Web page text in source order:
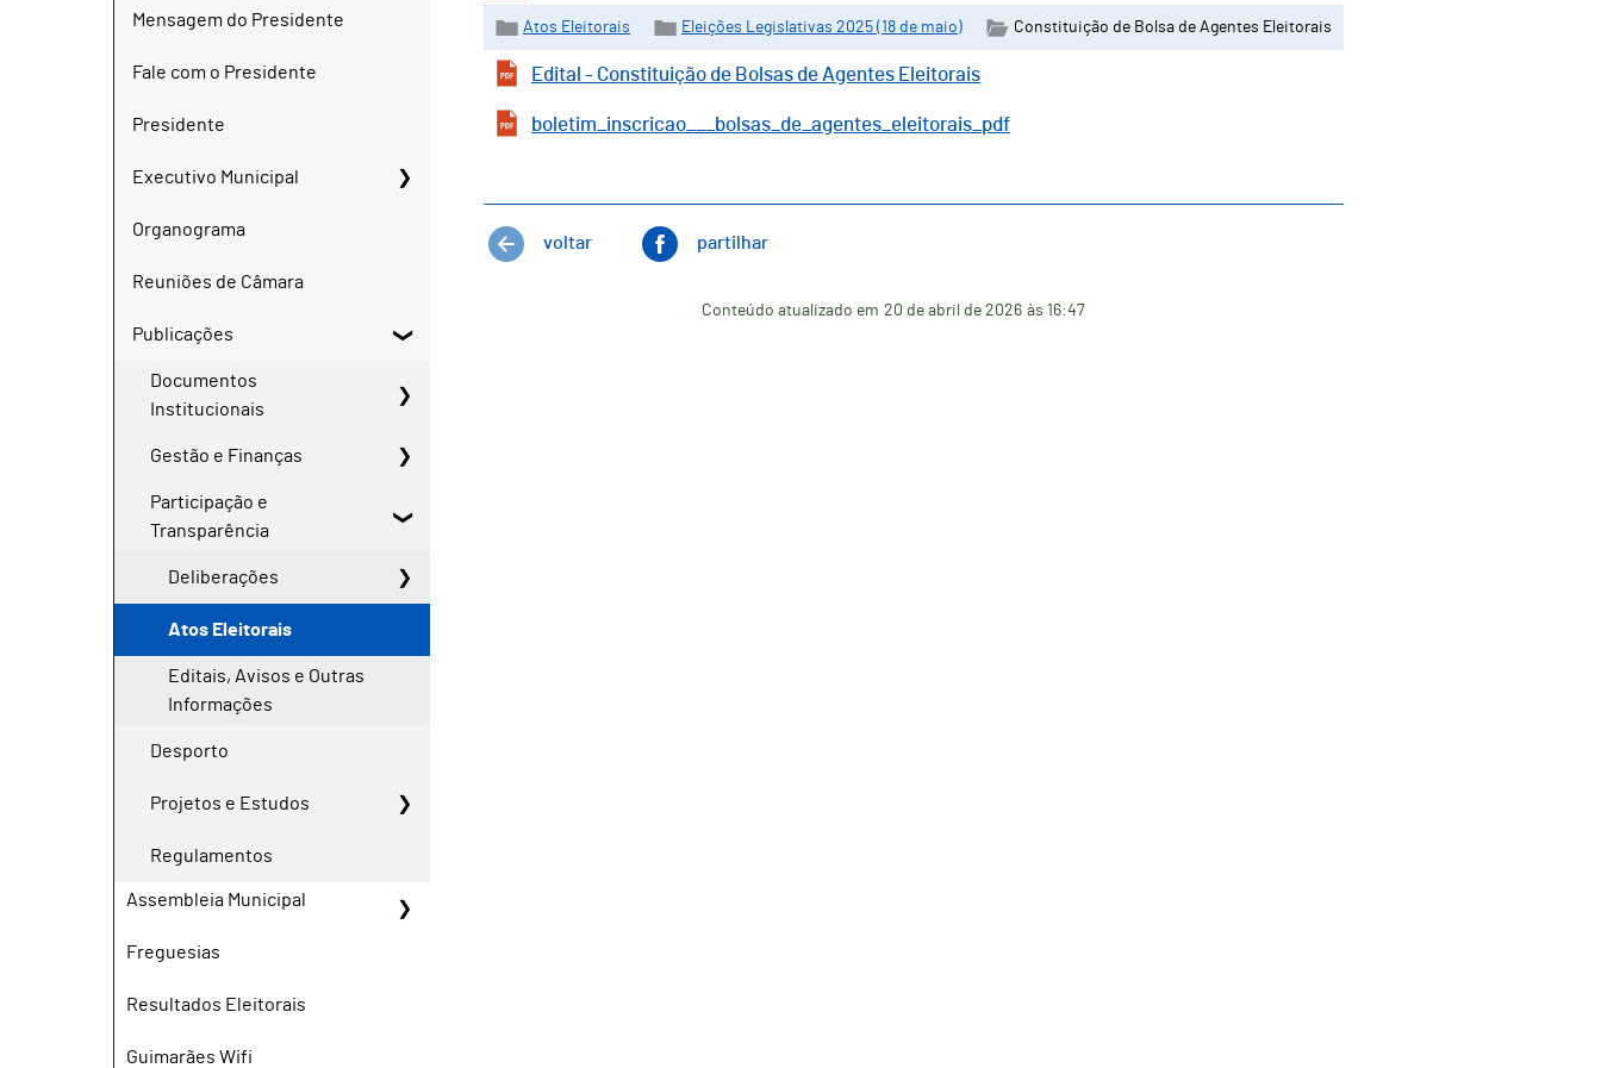
Mensagem do Presidente
Fale com o Presidente
Presidente
Executivo Municipal
Organograma
Reuniões de Câmara
Publicações
Documentos
Institucionais
Gestão e Finanças
Participação e
Transparência
Deliberações
Atos Eleitorais
Editais, Avisos e Outras
Informações
Desporto
Projetos e Estudos
Regulamentos
Assembleia Municipal
Freguesias
Resultados Eleitorais
Guimarães Wifi
Atos Eleitorais Eleições Legislativas 2025 (18 de maio) Constituição de Bolsa de Agentes Eleitorais
Edital - Constituição de Bolsas de Agentes Eleitorais
boletim_inscricao___bolsas_de_agentes_eleitorais_pdf
voltar partilhar
Conteúdo atualizado em 20 de abril de 2026 às 16:47